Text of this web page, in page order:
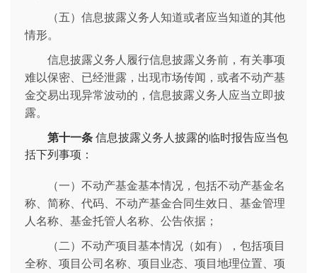
（五）信息披露义务人知道或者应当知道的其他
情形。
信息披露义务人履行信息披露义务前，有关事项
难以保密、已经泄露，出现市场传闻，或者不动产基
金交易出现异常波动的，信息披露义务人应当立即披
露。
第十一条 信息披露义务人披露的临时报告应当包
括下列事项：
（一）不动产基金基本情况，包括不动产基金名
称、简称、代码、不动产基金合同生效日、基金管理
人名称、基金托管人名称、公告依据；
（二）不动产项目基本情况（如有），包括项目
全称、项目公司名称、项目业态、项目地理位置、项